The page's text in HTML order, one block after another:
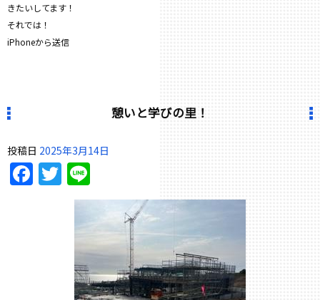
きたいしてます！
それでは！
iPhoneから送信
憩いと学びの里！
投稿日 2025年3月14日
Facebook
Twitter